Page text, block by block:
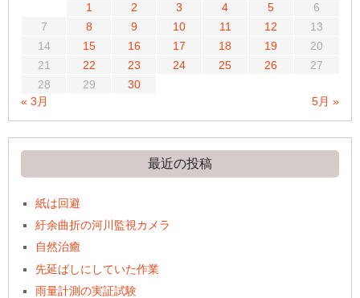
1 2 3 4 5
6
7
8 9 10 11 12
13
14
15 16 17 18 19
20
21
22 23 24 25 26
27
28
29
30
« 3月
5月 »
最近の投稿
紙は回避
紆余曲折の河川監視カメラ
自然治癒
先延ばしにしていた作業
雨量計測の実証試験